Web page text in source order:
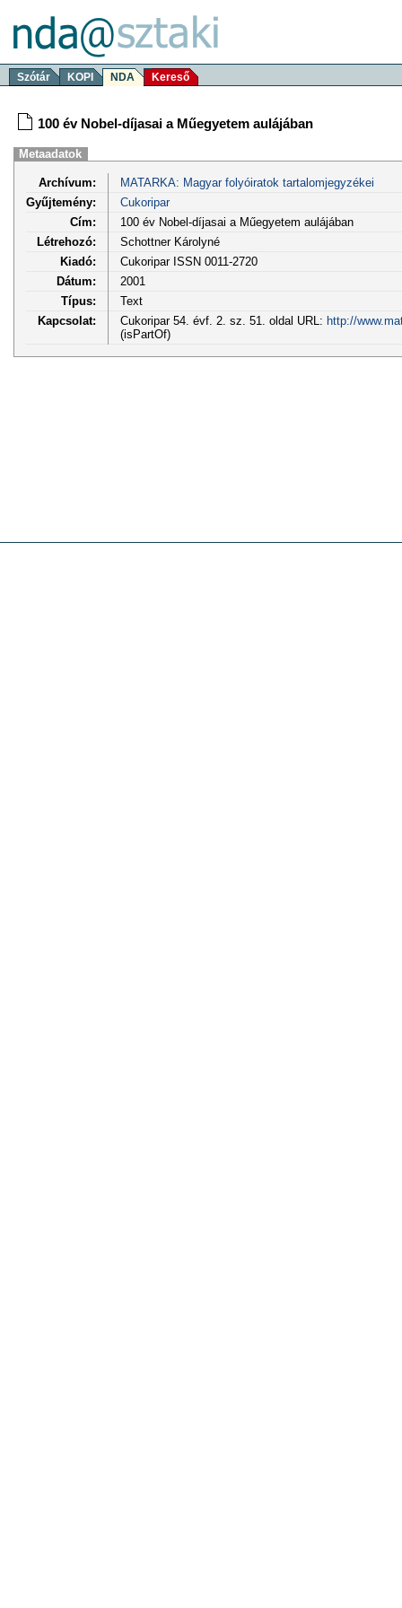
Szótár KOPI NDA Kereső
100 év Nobel-díjasai a Műegyetem aulájában
Metaadatok
Archívum:
MATARKA: Magyar folyóiratok tartalomjegyzékei
Gyűjtemény:
Cukoripar
Cím:
100 év Nobel-díjasai a Műegyetem aulájában
Létrehozó:
Schottner Károlyné
Kiadó:
Cukoripar ISSN 0011-2720
Dátum:
2001
Típus:
Text
Kapcsolat:
Cukoripar 54. évf. 2. sz. 51. oldal URL: http://
(isPartOf)